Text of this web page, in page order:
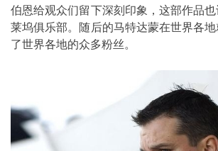
伯恩给观众们留下深刻印象，这部作品
莱坞俱乐部。随后的马特达蒙在世界各地
了世界各地的众多粉丝。